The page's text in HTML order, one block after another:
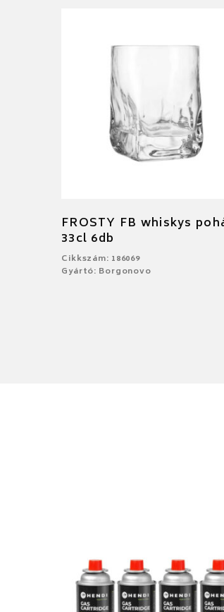
FROSTY FB whiskys
33cl 6db
Cikkszám: 186069
Gyártó: Borgonovo